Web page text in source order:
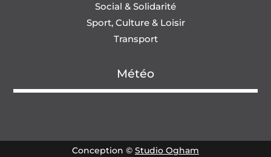
Social & Solidarité
Sport, Culture & Loisir
Transport
Météo
Conception © Studio Ogham